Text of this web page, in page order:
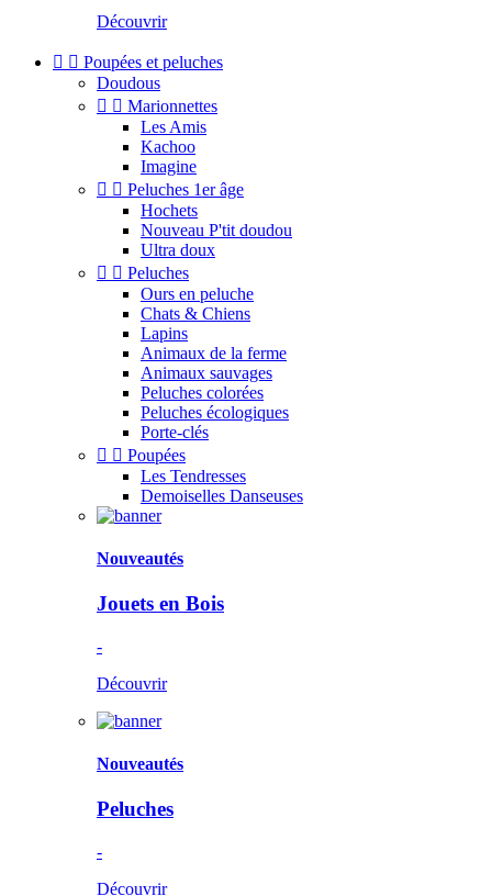
Découvrir
  Poupées et peluches
Doudous
  Marionnettes
Les Amis
Kachoo
Imagine
  Peluches 1er âge
Hochets
Nouveau P'tit doudou
Ultra doux
  Peluches
Ours en peluche
Chats & Chiens
Lapins
Animaux de la ferme
Animaux sauvages
Peluches colorées
Peluches écologiques
Porte-clés
  Poupées
Les Tendresses
Demoiselles Danseuses
Nouveautés
Jouets en Bois
-
Découvrir
Nouveautés
Peluches
-
Découvrir